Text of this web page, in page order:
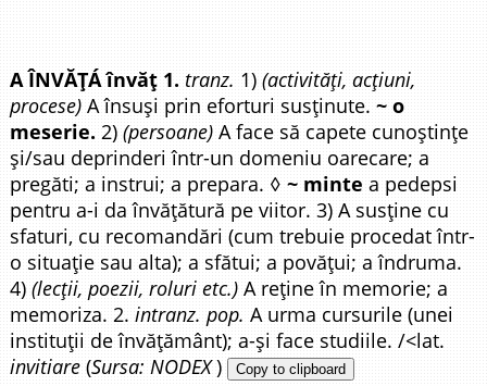
A ÎNVĂȚÁ învăț 1. tranz. 1)(activități, acțiuni,
procese) A însuși prin eforturi susținute.~ o
meserie. 2)(persoane)A face să capete cunoștințe
și/sau deprinderi într-un domeniu oarecare; a
pregăti; a instrui; a prepara. ◊~ minte a pedepsi
pentru a-i da învățătură pe viitor. 3) A susține cu
sfaturi, cu recomandări (cum trebuie procedat într-
o situație sau alta); a sfătui; a povățui; a îndruma.
4)(lecții, poezii, roluri etc.)A reține în memorie; a
memoriza. 2.intranz. pop. A urma cursurile (unei
instituții de învățământ); a-și face studiile. /<lat.
invitiare (Sursa: NODEX) Copy to clipboard